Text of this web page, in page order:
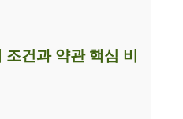
건과 약관 핵심 비